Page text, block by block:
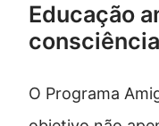
Educação
O Programa